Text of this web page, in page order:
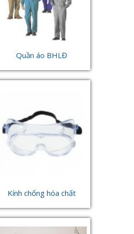
Quần áo BHLĐ
Kính chống hóa chất